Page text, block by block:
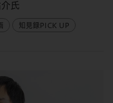
氏
知見録PICK UP